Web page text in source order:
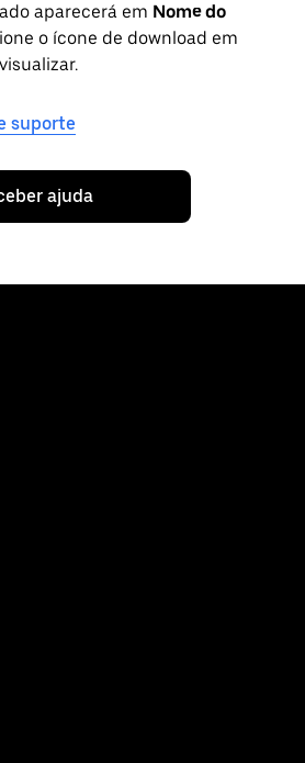
aparecerá em Nome do
o ícone de download em
suporte
ajuda